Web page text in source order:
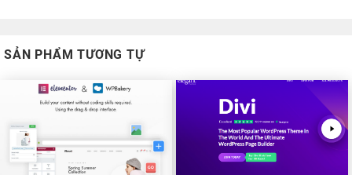
SẢN PHẨM TƯƠNG TỰ